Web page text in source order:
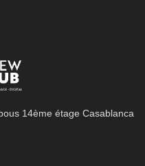
14ème étage Casablanca